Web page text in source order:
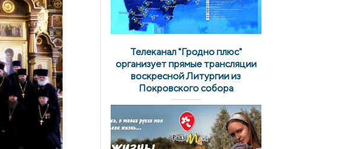
Телеканал "Гродно плюс"
организует прямые трансляции
воскресной Литургии из
Покровского собора